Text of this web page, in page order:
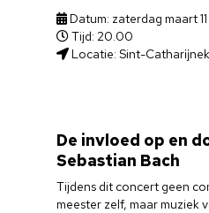
De invloed op en
Sebastian Bach
Tijdens dit concert geen
meester zelf, maar muziek
Datum: zaterdag maart
Tijd: 20.00
Locatie: Sint-